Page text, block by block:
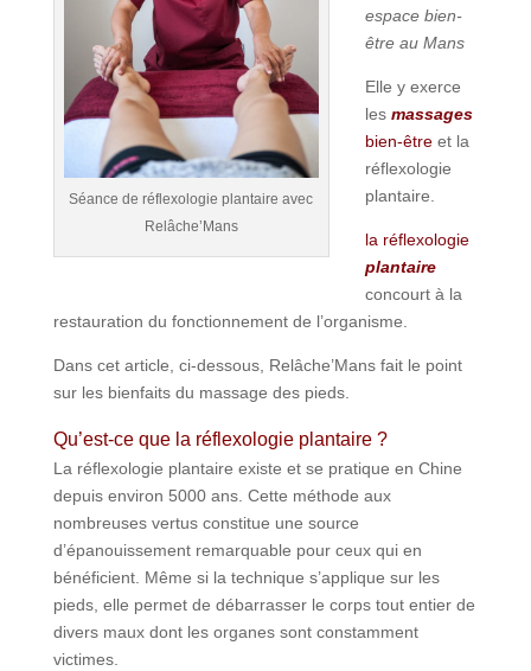
Séance de réflexologie plantaire avec
Relâche’Mans
espace bien-
être au Mans
Elle y exerce
les massages
bien-êtreet la
réflexologie
plantaire.
la réflexologie
plantaire
concourt à la
restauration du fonctionnement de l’organisme.
Dans cet article, ci-dessous, Relâche’Mans fait le point
sur les bienfaits du massage des pieds.
Qu’est-ce que la réflexologie plantaire ?
La réflexologie plantaire existe et se pratique en Chine
depuis environ 5000 ans. Cette méthode aux
nombreuses vertus constitue une source
d’épanouissement remarquable pour ceux qui en
bénéficient. Même si la technique s’applique sur les
pieds, elle permet de débarrasser le corps tout entier de
divers maux dont les organes sont constamment
victimes.